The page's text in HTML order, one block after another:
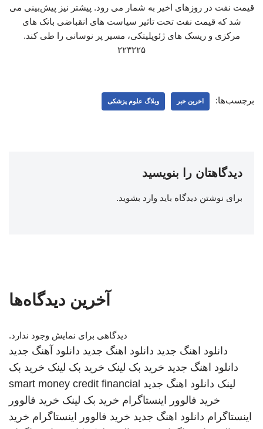
قیمت نفت در روزهای اخیر به شمار می رود. پیشتر نیز پیش‌بینی می
شد که قیمت نفت تحت تاثیر سیاست های انقباضی بانک های
مرکزی و ریسک های ژئوپلیتکی، مسیر پر نوسانی را طی کند.
۲۲۳۲۲۵
برچسب‌ها: اخرین خبر وبلاگ علوم پزشکی
دیدگاهتان را بنویسید
برای نوشتن دیدگاه باید وارد بشوید.
آخرین دیدگاه‌ها
دیدگاهی برای نمایش وجود ندارد.
دانلود اهنگ جدید دانلود اهنگ جدید دانلود آهنگ جدید
دانلود اهنگ جدید خرید بک لینک خرید بک لینک خرید بک
لینک دانلود اهنگ جدید smart money credit financial
خرید فالوور اینستاگرام خرید بک لینک خرید فالوور
اینستاگرام دانلود اهنگ جدید خرید فالوور اینستاگرام خرید